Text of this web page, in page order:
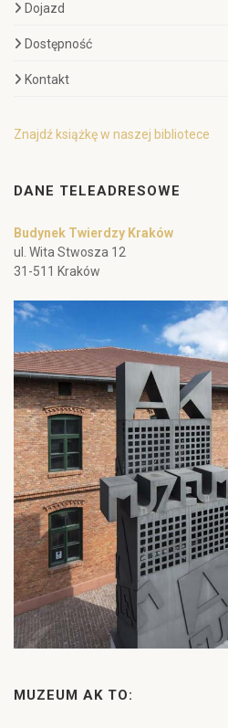
Dojazd
Dostępność
Kontakt
Znajdź książkę w naszej bibliotece
DANE TELEADRESOWE
Budynek Twierdzy Kraków
ul. Wita Stwosza 12
31-511 Kraków
MUZEUM AK TO: